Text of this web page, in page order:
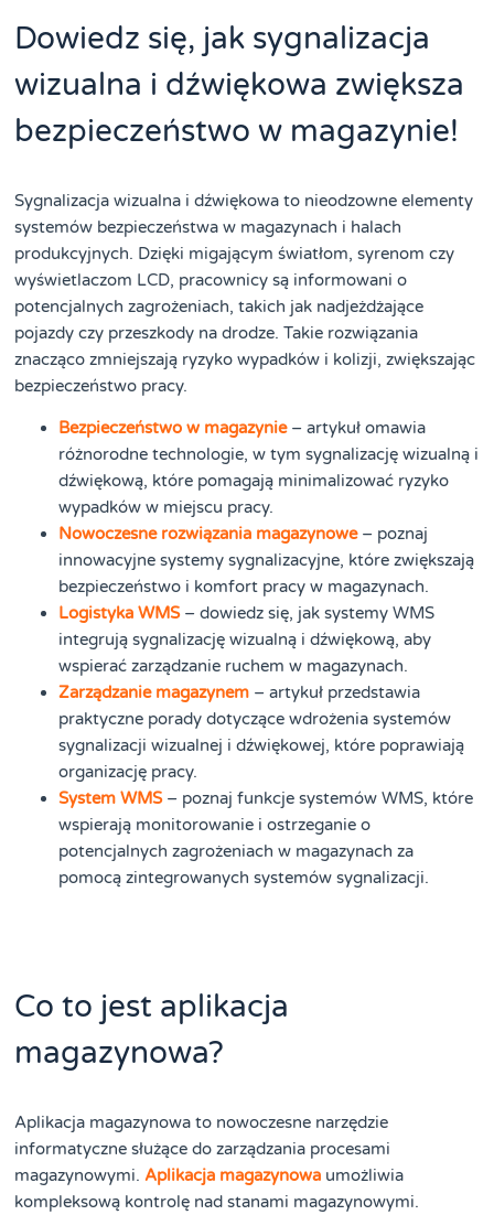
Dowiedz się, jak sygnalizacja
wizualna i dźwiękowa zwiększa
bezpieczeństwo w magazynie!
Sygnalizacja wizualna i dźwiękowa to nieodzowne elementy
systemów bezpieczeństwa w magazynach i halach
produkcyjnych. Dzięki migającym światłom, syrenom czy
wyświetlaczom LCD, pracownicy są informowani o
potencjalnych zagrożeniach, takich jak nadjeżdżające
pojazdy czy przeszkody na drodze. Takie rozwiązania
znacząco zmniejszają ryzyko wypadków i kolizji, zwiększając
bezpieczeństwo pracy.
Bezpieczeństwo w magazynie– artykuł omawia
różnorodne technologie, w tym sygnalizację wizualną i
dźwiękową, które pomagają minimalizować ryzyko
wypadków w miejscu pracy.
Nowoczesne rozwiązania magazynowe– poznaj
innowacyjne systemy sygnalizacyjne, które zwiększają
bezpieczeństwo i komfort pracy w magazynach.
Logistyka WMS– dowiedz się, jak systemy WMS
integrują sygnalizację wizualną i dźwiękową, aby
wspierać zarządzanie ruchem w magazynach.
Zarządzanie magazynem – artykuł przedstawia
praktyczne porady dotyczące wdrożenia systemów
sygnalizacji wizualnej i dźwiękowej, które poprawiają
organizację pracy.
System WMS– poznaj funkcje systemów WMS, które
wspierają monitorowanie i ostrzeganie o
potencjalnych zagrożeniach w magazynach za
pomocą zintegrowanych systemów sygnalizacji.
Co to jest aplikacja
magazynowa?
Aplikacja magazynowa to nowoczesne narzędzie
informatyczne służące do zarządzania procesami
magazynowymi.Aplikacja magazynowa umożliwia
kompleksową kontrolę nad stanami magazynowymi.